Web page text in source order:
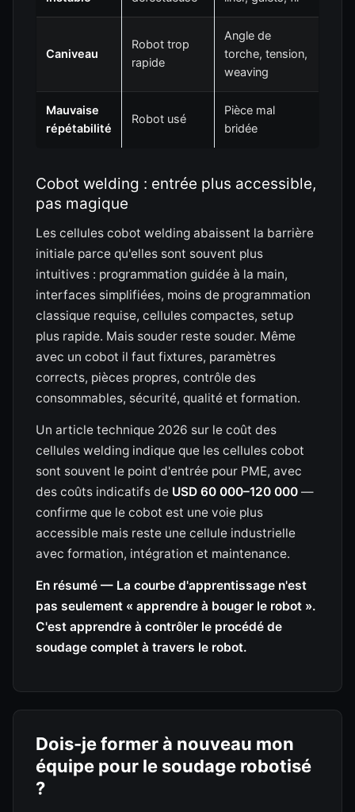
Caniveau
Robot trop
rapide
Angle de
torche, tension,
weaving
Mauvaise
répétabilité
Robot usé
Pièce mal
bridée
Cobot welding : entrée plus accessible,
pas magique
Les cellules cobot welding abaissent la barrière
initiale parce qu'elles sont souvent plus
intuitives : programmation guidée à la main,
interfaces simplifiées, moins de programmation
classique requise, cellules compactes, setup
plus rapide. Mais souder reste souder. Même
avec un cobot il faut fixtures, paramètres
corrects, pièces propres, contrôle des
consommables, sécurité, qualité et formation.
Un article technique 2026 sur le coût des
cellules welding indique que les cellules cobot
sont souvent le point d'entrée pour PME, avec
des coûts indicatifs de USD 60 000–120 000 —
confirme que le cobot est une voie plus
accessible mais reste une cellule industrielle
avec formation, intégration et maintenance.
En résumé — La courbe d'apprentissage n'est
pas seulement « apprendre à bouger le robot ».
C'est apprendre à contrôler le procédé de
soudage complet à travers le robot.
Dois-je former à nouveau mon
équipe pour le soudage robotisé
?